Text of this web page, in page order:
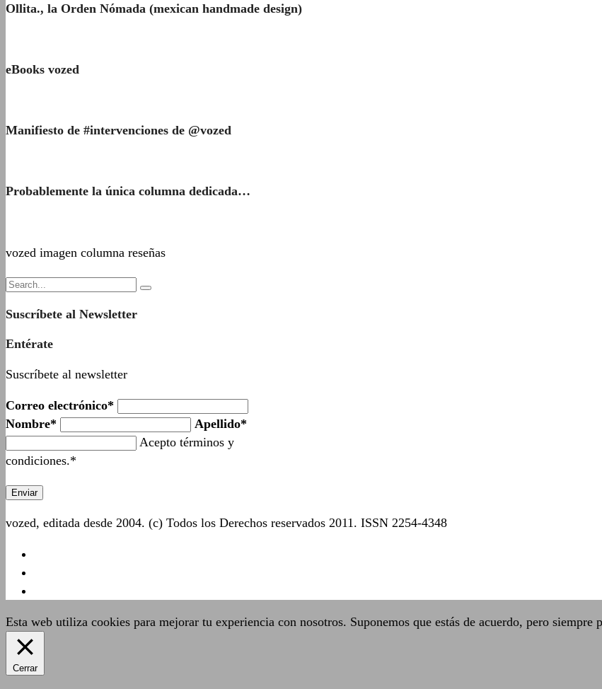
Ollita., la Orden Nómada (mexican handmade design)
eBooks vozed
Manifiesto de #intervenciones de @vozed
Probablemente la única columna dedicada…
vozed imagen columna reseñas
Suscríbete al Newsletter
Entérate
Suscríbete al newsletter
Correo electrónico*
Nombre*
Apellido*
Acepto términos y
condiciones.*
vozed, editada desde 2004. (c) Todos los Derechos reservados 2011. ISSN 2254-4348
Esta web utiliza cookies para mejorar tu experiencia con nosotros. Suponemos que estás de acuerdo, pero siempre
Cerrar